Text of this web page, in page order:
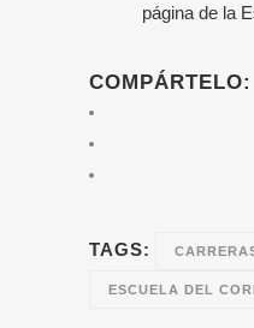
página de la
COMPÁRTELO:
TAGS:
ESCUELA DEL